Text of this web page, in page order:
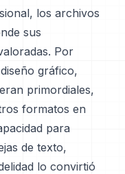
los archivos
sus
Por
gráfico,
primordiales,
formatos en
para
de texto,
lo convirtió